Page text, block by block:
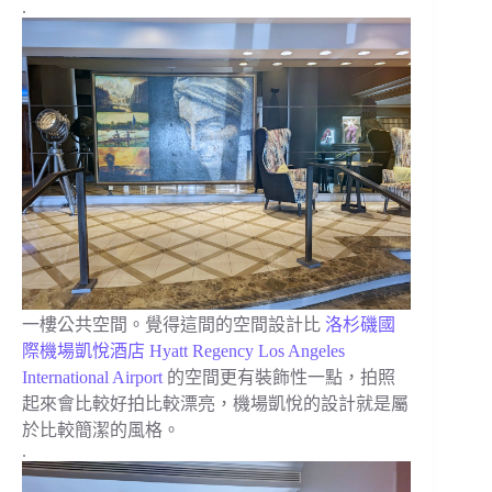
.
一樓公共空間。覺得這間的空間設計比 洛杉磯國
際機場凱悅酒店 Hyatt Regency Los Angeles
International Airport 的空間更有裝飾性一點，拍照
起來會比較好拍比較漂亮，機場凱悅的設計就是屬
於比較簡潔的風格。
.